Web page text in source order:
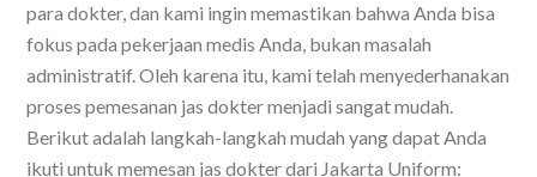
para dokter, dan kami ingin memastikan bahwa Anda bisa
fokus pada pekerjaan medis Anda, bukan masalah
administratif. Oleh karena itu, kami telah menyederhanakan
proses pemesanan jas dokter menjadi sangat mudah.
Berikut adalah langkah-langkah mudah yang dapat Anda
ikuti untuk memesan jas dokter dari Jakarta Uniform: